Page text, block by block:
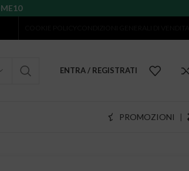
ENTRA / REGISTRATI
PROMOZIONI |